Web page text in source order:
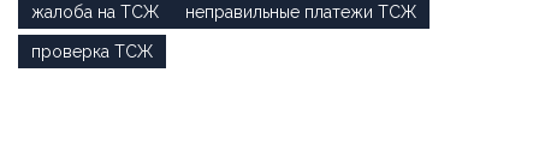
жалоба на ТСЖ неправильные платежи ТСЖ
проверка ТСЖ